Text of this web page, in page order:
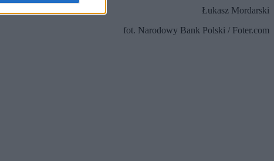
Łukasz Mordarski
fot. Narodowy Bank Polski / Foter.com